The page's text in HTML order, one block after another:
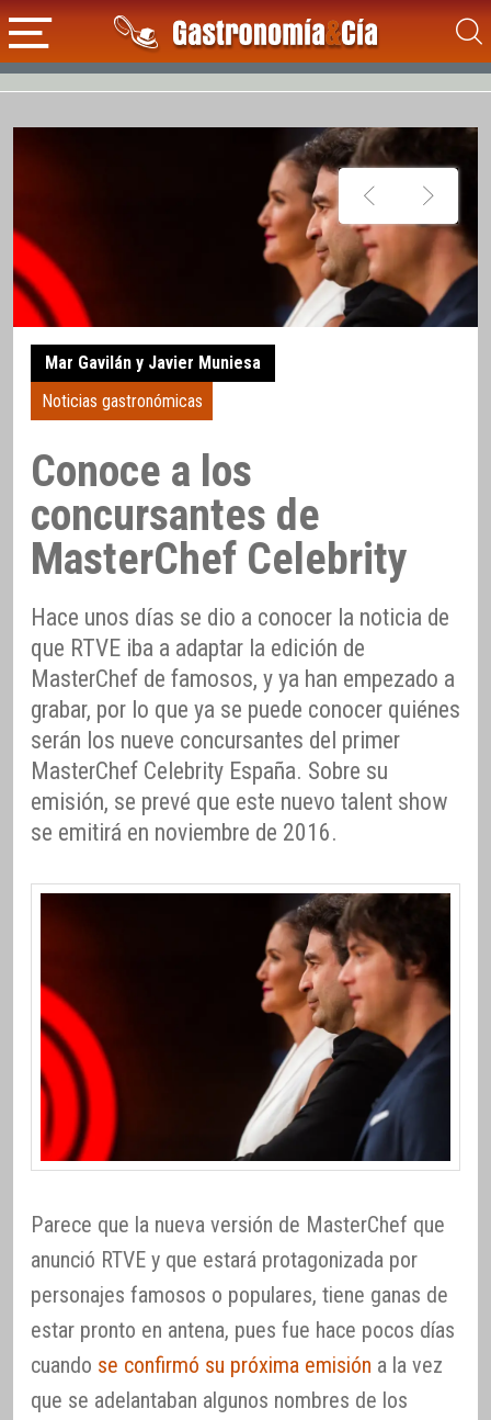
Mar Gavilán y Javier Muniesa
Noticias gastronómicas
Conoce a los
concursantes de
MasterChef Celebrity
Hace unos días se dio a conocer la noticia de
que RTVE iba a adaptar la edición de
MasterChef de famosos, y ya han empezado a
grabar, por lo que ya se puede conocer quiénes
serán los nueve concursantes del primer
MasterChef Celebrity España. Sobre su
emisión, se prevé que este nuevo talent show
se emitirá en noviembre de 2016.
Parece que la nueva versión de MasterChef que
anunció RTVE y que estará protagonizada por
personajes famosos o populares, tiene ganas de
estar pronto en antena, pues fue hace pocos días
cuando se confirmó su próxima emisión a la vez
que se adelantaban algunos nombres de los